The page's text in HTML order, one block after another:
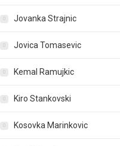
Jovanka Strajnic
Jovica Tomasevic
Kemal Ramujkic
Kiro Stankovski
Kosovka Marinkovic